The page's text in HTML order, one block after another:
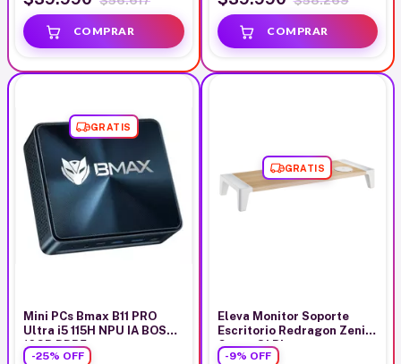
GRATIS
Mini PCs Bmax B11 PRO
Ultra i5 115H NPU IA BOST
16GB DDR5
-25% OFF
GRATIS
Eleva Monitor Soporte
Escritorio Redragon Zenith
Carga Qi Blanco
-9% OFF